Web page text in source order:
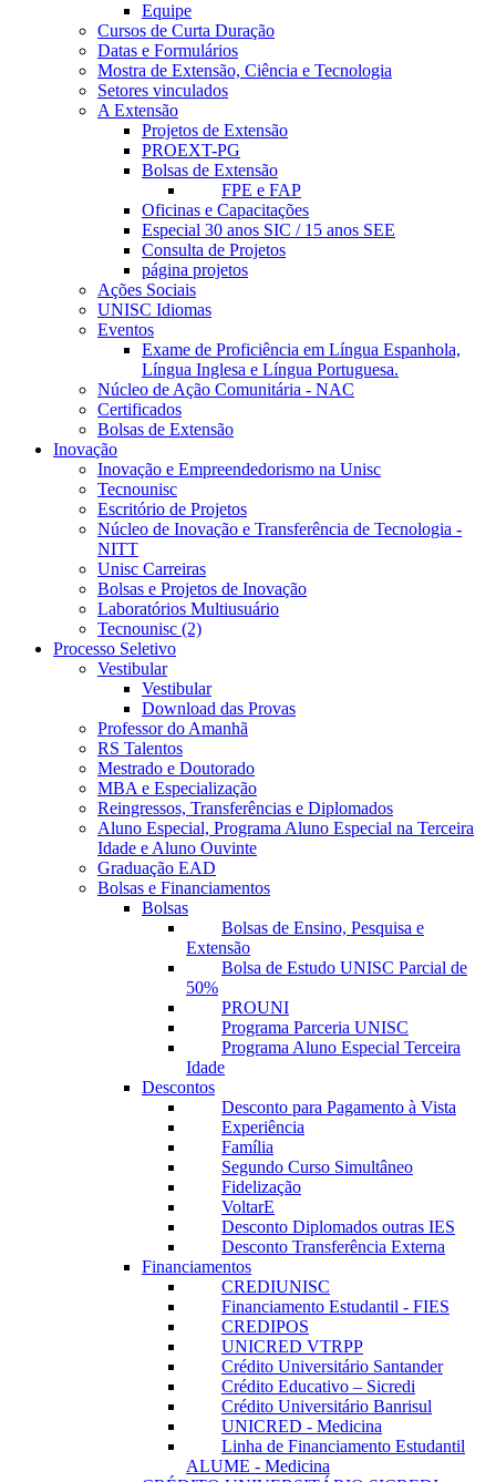
Equipe
Cursos de Curta Duração
Datas e Formulários
Mostra de Extensão, Ciência e Tecnologia
Setores vinculados
A Extensão
Projetos de Extensão
PROEXT-PG
Bolsas de Extensão
FPE e FAP
Oficinas e Capacitações
Especial 30 anos SIC / 15 anos SEE
Consulta de Projetos
página projetos
Ações Sociais
UNISC Idiomas
Eventos
Exame de Proficiência em Língua Espanhola,
Língua Inglesa e Língua Portuguesa.
Núcleo de Ação Comunitária - NAC
Certificados
Bolsas de Extensão
Inovação
Inovação e Empreendedorismo na Unisc
Tecnounisc
Escritório de Projetos
Núcleo de Inovação e Transferência de Tecnologia -
NITT
Unisc Carreiras
Bolsas e Projetos de Inovação
Laboratórios Multiusuário
Tecnounisc (2)
Processo Seletivo
Vestibular
Vestibular
Download das Provas
Professor do Amanhã
RS Talentos
Mestrado e Doutorado
MBA e Especialização
Reingressos, Transferências e Diplomados
Aluno Especial, Programa Aluno Especial na Terceira
Idade e Aluno Ouvinte
Graduação EAD
Bolsas e Financiamentos
Bolsas
Bolsas de Ensino, Pesquisa e
Extensão
Bolsa de Estudo UNISC Parcial de
50%
PROUNI
Programa Parceria UNISC
Programa Aluno Especial Terceira
Idade
Descontos
Desconto para Pagamento à Vista
Experiência
Família
Segundo Curso Simultâneo
Fidelização
VoltarE
Desconto Diplomados outras IES
Desconto Transferência Externa
Financiamentos
CREDIUNISC
Financiamento Estudantil - FIES
CREDIPOS
UNICRED VTRPP
Crédito Universitário Santander
Crédito Educativo – Sicredi
Crédito Universitário Banrisul
UNICRED - Medicina
Linha de Financiamento Estudantil
ALUME - Medicina